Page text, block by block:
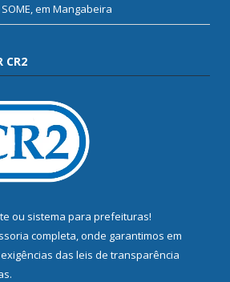
em Mangabeira
CR2
ou sistema para prefeituras!
completa, onde garantimos em
das leis de transparência